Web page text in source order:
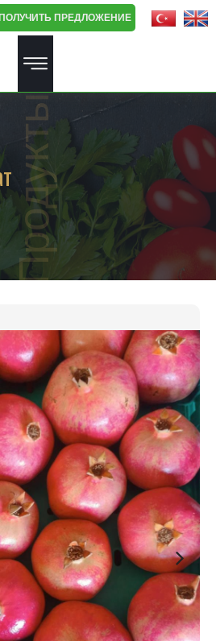
ПРЕДЛОЖЕНИЕ
Продукты